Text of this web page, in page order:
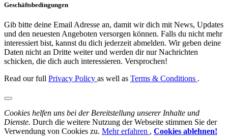
Geschäftsbedingungen
Gib bitte deine Email Adresse an, damit wir dich mit News, Updates
und den neuesten Angeboten versorgen können. Falls du nicht mehr
interessiert bist, kannst du dich jederzeit abmelden. Wir geben deine
Daten nicht an Dritte weiter und werden dir nur Nachrichten
schicken, die dich auch interessieren. Versprochen!
Read our full Privacy Policy as well as Terms & Conditions .
Cookies helfen uns bei der Bereitstellung unserer Inhalte und
Dienste. Durch die weitere Nutzung der Webseite stimmen Sie der
Verwendung von Cookies zu. Mehr erfahren , Cookies ablehnen!